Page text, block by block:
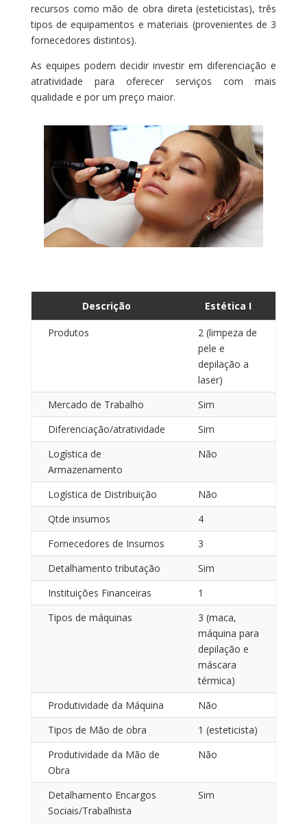
recursos como mão de obra direta (esteticistas), três
tipos de equipamentos e materiais (provenientes de 3
fornecedores distintos).
As equipes podem decidir investir em diferenciação e
atratividade para oferecer serviços com mais
qualidade e por um preço maior.
Descrição Estética I
Produtos
2 (limpeza de
pele e
depilação a
laser)
Mercado de Trabalho
Sim
Diferenciação/atratividade
Sim
Logística de
Armazenamento
Não
Logística de Distribuição
Não
Qtde insumos
4
Fornecedores de Insumos
3
Detalhamento tributação
Sim
Instituições Financeiras
1
Tipos de máquinas
3 (maca,
máquina para
depilação e
máscara
térmica)
Produtividade da Máquina
Não
Tipos de Mão de obra
1 (esteticista)
Produtividade da Mão de
Obra
Não
Detalhamento Encargos
Sociais/Trabalhista
Sim